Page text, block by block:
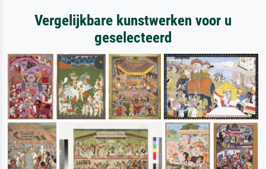
Vergelijkbare kunstwerken voor u
geselecteerd